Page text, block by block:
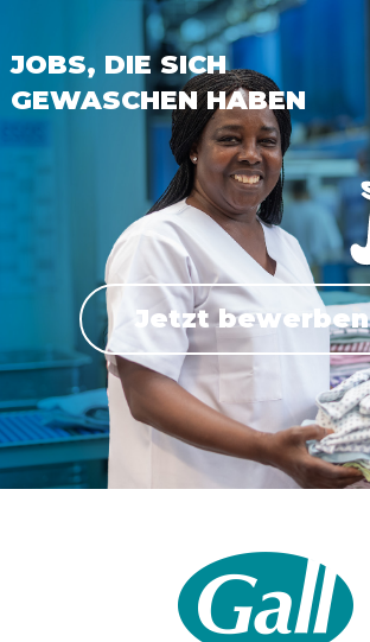
JOBS, DIE SICH
GEWASCHEN HABEN
Jetzt bewerben